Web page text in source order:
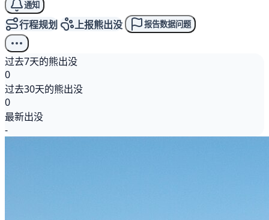
通知
行程规划 上报熊出没 报告数据问题
过去7天的熊出没
0
过去30天的熊出没
0
最新出没
-